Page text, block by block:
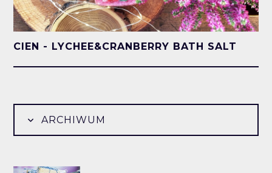
CIEN - LYCHEE&CRANBERRY BATH SALT
ARCHIWUM